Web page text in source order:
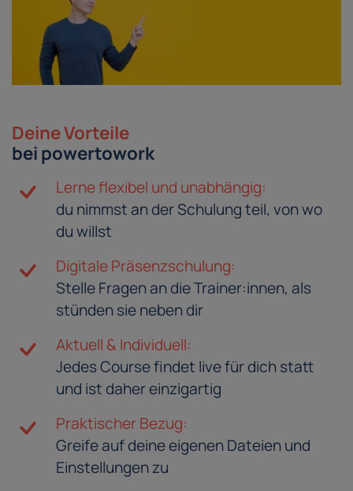
Deine Vorteile
bei powertowork
Lerne flexibel und unabhängig:
du nimmst an der Schulung teil, von wo
du willst
Digitale Präsenzschulung:
Stelle Fragen an die Trainer:innen, als
stünden sie neben dir
Aktuell & Individuell:
Jedes Course findet live für dich statt
und ist daher einzigartig
Praktischer Bezug:
Greife auf deine eigenen Dateien und
Einstellungen zu